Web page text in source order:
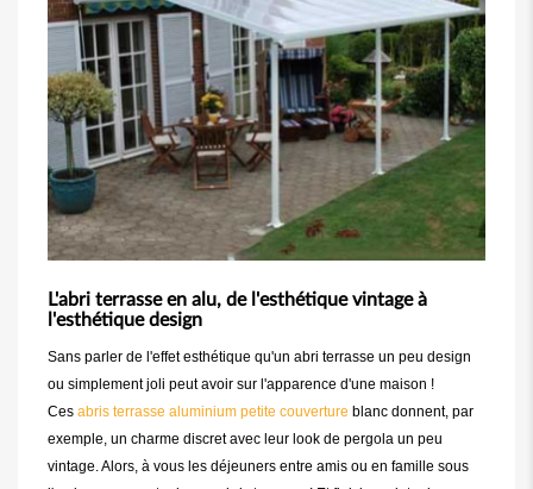
L'abri terrasse en alu, de l'esthétique vintage à
l'esthétique design
Sans parler de l'effet esthétique qu'un abri terrasse un peu design
ou simplement joli peut avoir sur l'apparence d'une maison !
Ces abris terrasse aluminium petite couverture blanc donnent, par
exemple, un charme discret avec leur look de pergola un peu
vintage. Alors, à vous les déjeuners entre amis ou en famille sous